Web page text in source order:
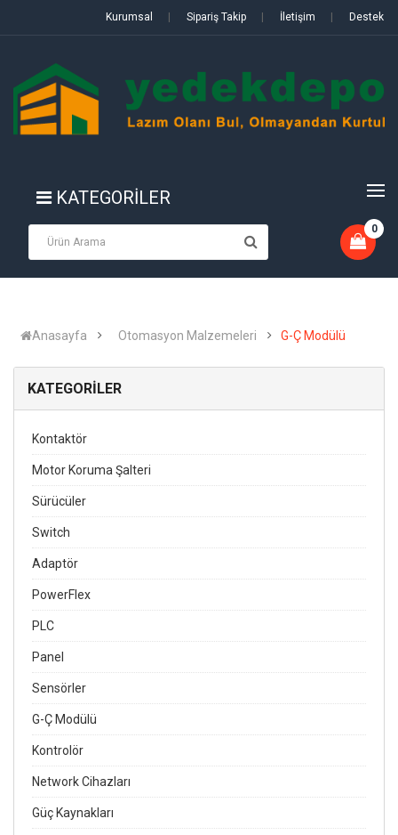
Kurumsal Sipariş Takip İletişim Destek
KATEGORİLER
0
Anasayfa Otomasyon Malzemeleri G-Ç Modülü
KATEGORİLER
Kontaktör
Motor Koruma Şalteri
Sürücüler
Switch
Adaptör
PowerFlex
PLC
Panel
Sensörler
G-Ç Modülü
Kontrolör
Network Cihazları
Güç Kaynakları